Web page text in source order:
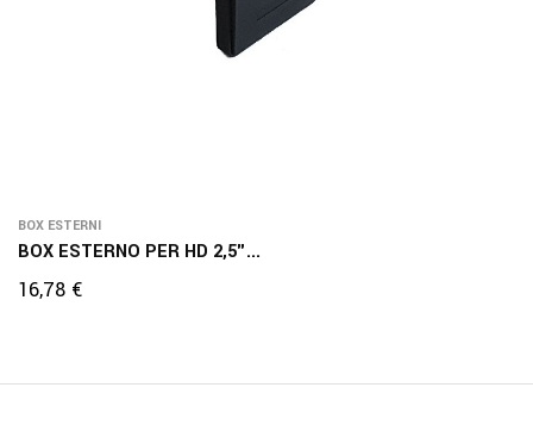
BOX ESTERNI
BOX ESTERNO PER HD 2,5"...
Prezzo
16,78 €